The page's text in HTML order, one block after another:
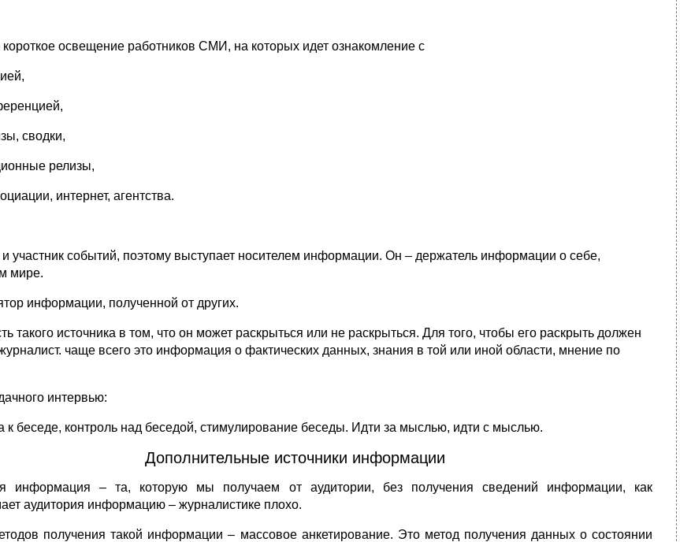
освещение работников СМИ, на которых идет ознакомление с
сводки,
релизы,
интернет, агентства.
участник событий, поэтому выступает носителем информации. Он – держатель информации о себе,
мире.
информации, полученной от других.
такого источника в том, что он может раскрыться или не раскрыться. Для того, чтобы его раскрыть должен
чаще всего это информация о фактических данных, знания в той или иной области, мнение по
интервью:
к беседе, контроль над беседой, стимулирование беседы. Идти за мыслью, идти с мыслью.
Дополнительные источники информации
информация – та, которую мы получаем от аудитории, без получения сведений информации, как
аудитория информацию – журналистике плохо.
получения такой информации – массовое анкетирование. Это метод получения данных о состоянии